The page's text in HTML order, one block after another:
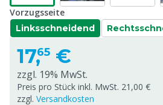
Vorzugsseite
Linksschneidend
17,65 €
zzgl. 19% MwSt.
Preis pro Stück inkl. MwSt. 21,00 €
zzgl. Versandkosten